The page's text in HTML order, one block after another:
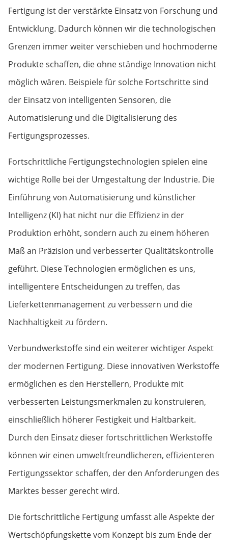
Fertigung ist der verstärkte Einsatz von Forschung und
Entwicklung. Dadurch können wir die technologischen
Grenzen immer weiter verschieben und hochmoderne
Produkte schaffen, die ohne ständige Innovation nicht
möglich wären. Beispiele für solche Fortschritte sind
der Einsatz von intelligenten Sensoren, die
Automatisierung und die Digitalisierung des
Fertigungsprozesses.
Fortschrittliche Fertigungstechnologien spielen eine
wichtige Rolle bei der Umgestaltung der Industrie. Die
Einführung von Automatisierung und künstlicher
Intelligenz (KI) hat nicht nur die Effizienz in der
Produktion erhöht, sondern auch zu einem höheren
Maß an Präzision und verbesserter Qualitätskontrolle
geführt. Diese Technologien ermöglichen es uns,
intelligentere Entscheidungen zu treffen, das
Lieferkettenmanagement zu verbessern und die
Nachhaltigkeit zu fördern.
Verbundwerkstoffe sind ein weiterer wichtiger Aspekt
der modernen Fertigung. Diese innovativen Werkstoffe
ermöglichen es den Herstellern, Produkte mit
verbesserten Leistungsmerkmalen zu konstruieren,
einschließlich höherer Festigkeit und Haltbarkeit.
Durch den Einsatz dieser fortschrittlichen Werkstoffe
können wir einen umweltfreundlicheren, effizienteren
Fertigungssektor schaffen, der den Anforderungen des
Marktes besser gerecht wird.
Die fortschrittliche Fertigung umfasst alle Aspekte der
Wertschöpfungskette vom Konzept bis zum Ende der